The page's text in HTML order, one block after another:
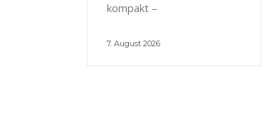
kompakt –
7. August 2026